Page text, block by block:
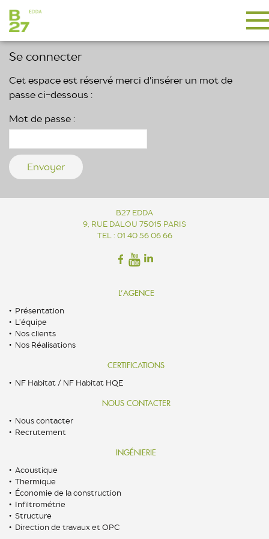
Se connecter
Cet espace est réservé merci d'insérer un mot de
passe ci-dessous :
Mot de passe :
B27 EDDA
9, RUE DALOU 75015 PARIS
TEL : 01 40 56 06 66
L’AGENCE
Présentation
L’équipe
Nos clients
Nos Réalisations
CERTIFICATIONS
NF Habitat / NF Habitat HQE
NOUS CONTACTER
Nous contacter
Recrutement
INGÉNIERIE
Acoustique
Thermique
Économie de la construction
Infiltrométrie
Structure
Direction de travaux et OPC